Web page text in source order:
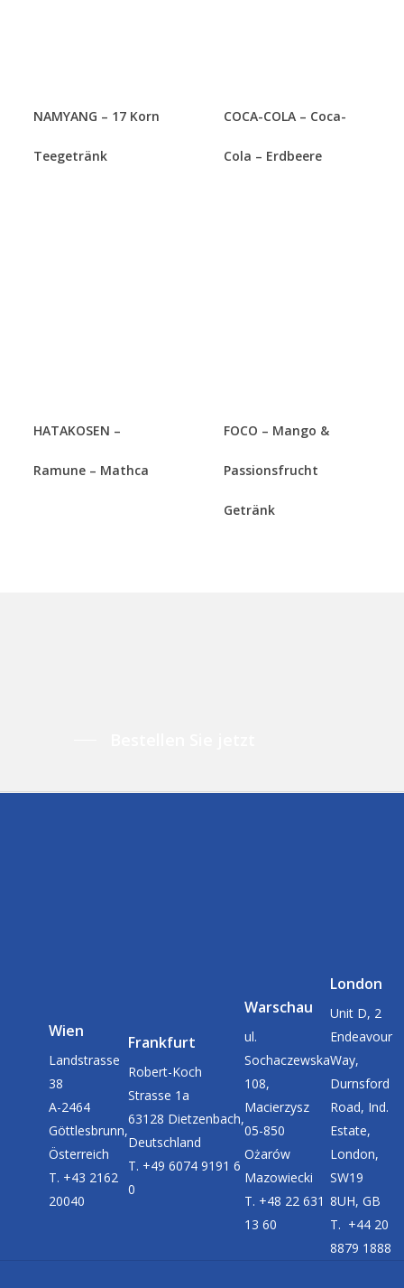
NAMYANG – 17 Korn
Teegetränk
COCA-COLA – Coca-
Cola – Erdbeere
HATAKOSEN –
Ramune – Mathca
FOCO – Mango &
Passionsfrucht
Getränk
Wien
Landstrasse
38
A-2464
Göttlesbrunn,
Österreich
T. +43 2162
20040
Frankfurt
Robert-Koch
Strasse 1a
63128 Dietzenbach,
Deutschland
T. +49 6074 9191 6
0
Warschau
ul.
Sochaczewska
108,
Macierzysz
05-850
Ożarów
Mazowiecki
T. +48 22 631
13 60
London
Unit D, 2
Endeavour
Way,
Durnsford
Road, Ind.
Estate,
London,
SW19
8UH, GB
T. +44 20
8879 1888